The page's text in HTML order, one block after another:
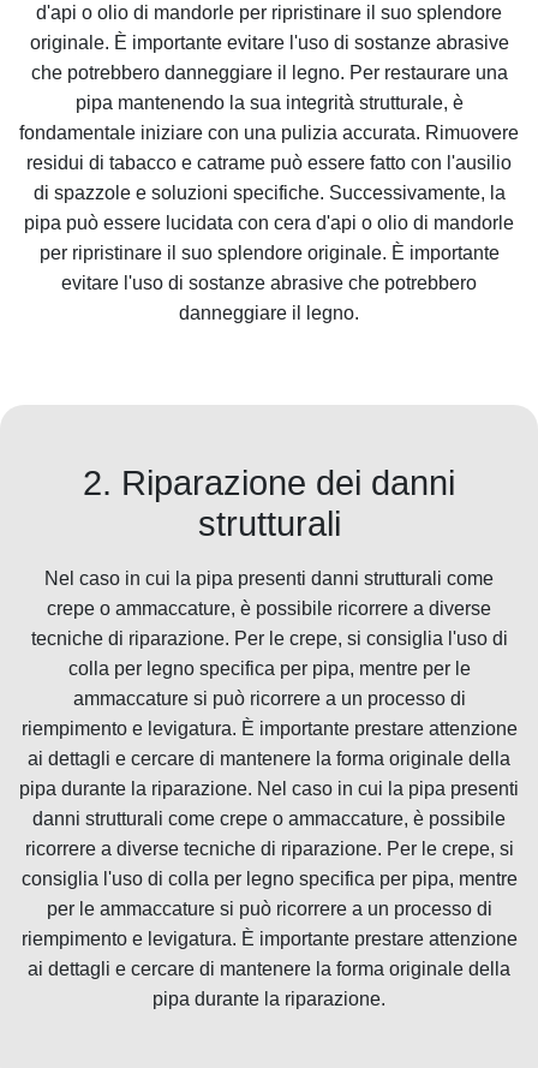
d'api o olio di mandorle per ripristinare il suo splendore
originale. È importante evitare l'uso di sostanze abrasive
che potrebbero danneggiare il legno. Per restaurare una
pipa mantenendo la sua integrità strutturale, è
fondamentale iniziare con una pulizia accurata. Rimuovere
residui di tabacco e catrame può essere fatto con l'ausilio
di spazzole e soluzioni specifiche. Successivamente, la
pipa può essere lucidata con cera d'api o olio di mandorle
per ripristinare il suo splendore originale. È importante
evitare l'uso di sostanze abrasive che potrebbero
danneggiare il legno.
2. Riparazione dei danni
strutturali
Nel caso in cui la pipa presenti danni strutturali come
crepe o ammaccature, è possibile ricorrere a diverse
tecniche di riparazione. Per le crepe, si consiglia l'uso di
colla per legno specifica per pipa, mentre per le
ammaccature si può ricorrere a un processo di
riempimento e levigatura. È importante prestare attenzione
ai dettagli e cercare di mantenere la forma originale della
pipa durante la riparazione. Nel caso in cui la pipa presenti
danni strutturali come crepe o ammaccature, è possibile
ricorrere a diverse tecniche di riparazione. Per le crepe, si
consiglia l'uso di colla per legno specifica per pipa, mentre
per le ammaccature si può ricorrere a un processo di
riempimento e levigatura. È importante prestare attenzione
ai dettagli e cercare di mantenere la forma originale della
pipa durante la riparazione.